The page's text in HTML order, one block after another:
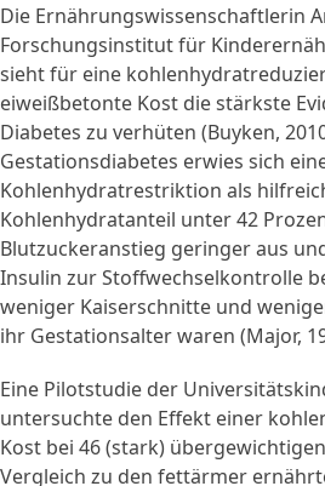
Die Ernährungswissenschaftlerin
Forschungsinstitut für
sieht für eine
eiweißbetonte Kost die stärkste
Diabetes zu verhüten (Buyken,
Gestationsdiabetes erwies sich
Kohlenhydratrestriktion als
Kohlenhydratanteil unter 42
Blutzuckeranstieg geringer aus
Insulin zur Stoffwechselkontrolle
weniger Kaiserschnitte und
ihr Gestationsalter waren (Major,
Eine Pilotstudie der
untersuchte den Effekt einer
Kost bei 46 (stark)
Vergleich zu den fettärmer